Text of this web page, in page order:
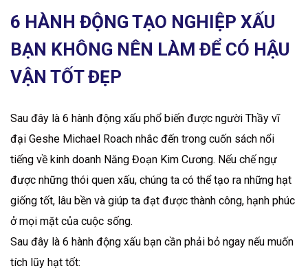
6 HÀNH ĐỘNG TẠO NGHIỆP XẤU
BẠN KHÔNG NÊN LÀM ĐỂ CÓ HẬU
VẬN TỐT ĐẸP
Sau đây là 6 hành động xấu phổ biến được người Thầy vĩ
đại Geshe Michael Roach nhắc đến trong cuốn sách nổi
tiếng về kinh doanh Năng Đoạn Kim Cương. Nếu chế ngự
được những thói quen xấu, chúng ta có thể tạo ra những hạt
giống tốt, lâu bền và giúp ta đạt được thành công, hạnh phúc
ở mọi mặt của cuộc sống.
Sau đây là 6 hành động xấu bạn cần phải bỏ ngay nếu muốn
tích lũy hạt tốt: